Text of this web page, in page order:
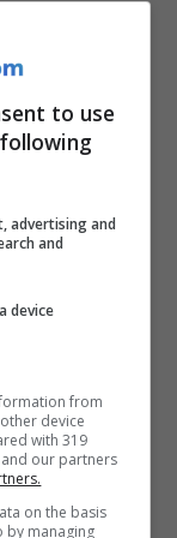
in
titanio e
nelle
prodotti
nelle fasi
Olha
per
atlantica
to use
advertising and
and
device
from
device
with 319
our partners
on the basis
by managing